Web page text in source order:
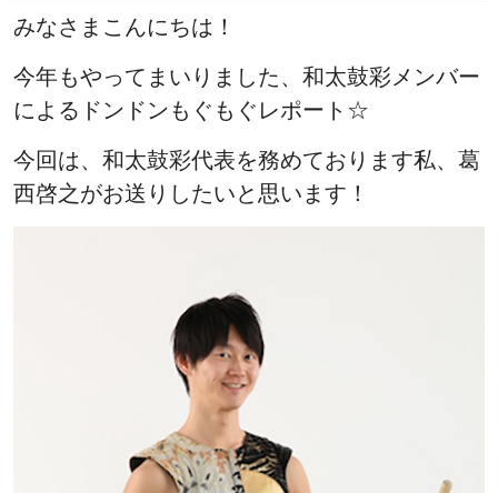
みなさまこんにちは！
今年もやってまいりました、和太鼓彩メンバー
によるドンドンもぐもぐレポート☆
今回は、和太鼓彩代表を務めております私、葛
西啓之がお送りしたいと思います！